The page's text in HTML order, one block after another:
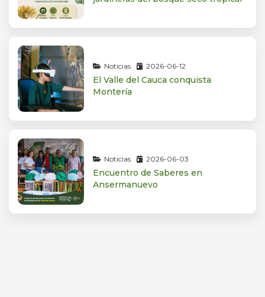
Noticias 2026-06-12
El Valle del Cauca conquista
Montería
Noticias 2026-06-03
Encuentro de Saberes en
Ansermanuevo